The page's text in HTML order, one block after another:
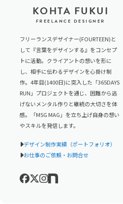
KOHTA FUKUI
FREELANCE DESIGNER
フリーランスデザイナー(FOURTEEN)と
して『言葉をデザインする』をコンセプ
トに活動。クライアントの想いを形に
し、相手に伝わるデザインを心掛け制
作。4年目(1400日)に突入した「365DAYS
RUN」プロジェクトを通じ、困難から逃
げないメンタル作りと継続の大切さを体
感。「MSG MAG」を立ち上げ自身の想い
やスキルを発信します。
デザイン制作実績（ポートフォリオ）
お仕事のご依頼・お問合せ